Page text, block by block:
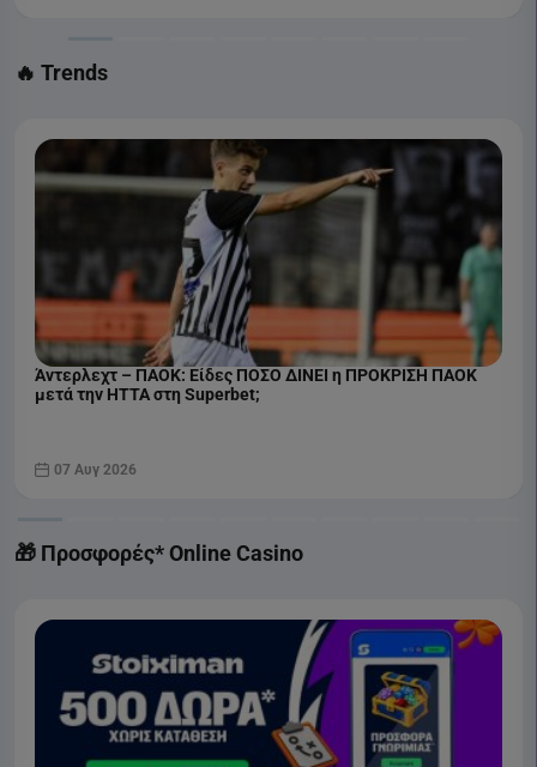
🔥 Trends
Άντερλεχτ – ΠΑΟΚ: Είδες ΠΟΣΟ ΔΙΝΕΙ η ΠΡΟΚΡΙΣΗ ΠΑΟΚ
μετά την ΗΤΤΑ στη Superbet;
07 Αυγ 2026
🎁 Προσφορές* Online Casino